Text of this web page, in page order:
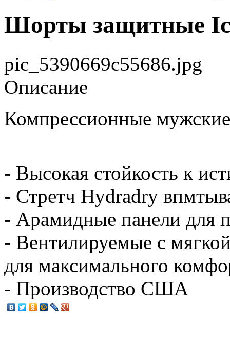
Шорты защитные
pic_5390669c55686.jpg
Описание
Компрессионные
- Высокая стойкость к
- Стретч Hydradry
- Арамидные панели для
- Вентилируемые с
для максимального
- Производство США